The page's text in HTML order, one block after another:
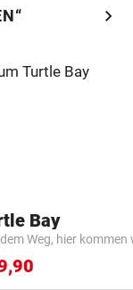
chevron_right
Bay
Weg, hier kommen